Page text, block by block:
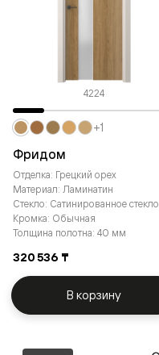
4224
Фридом
Отделка: Грецкий орех
Материал: Ламинатин
Стекло: Сатинированное стекло
Кромка: Обычная
Толщина полотна: 40 мм
320 536 ₸
+1
В корзину